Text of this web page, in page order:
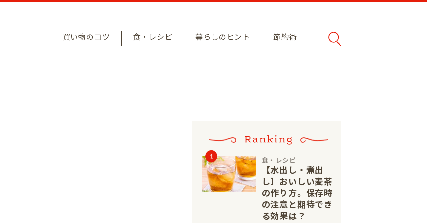
買い物のコツ 食・レシピ 暮らしのヒント 節約術
食・レシピ
【水出し・煮出
し】おいしい麦茶
の作り方。保存時
の注意と期待でき
る効果は？